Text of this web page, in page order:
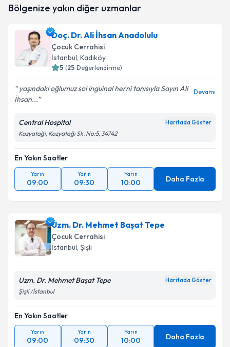
Bölgenize yakın diğer uzmanlar
Doç. Dr. Ali İhsan Anadolulu
Çocuk Cerrahisi
İstanbul, Kadıköy
5 (25 Değerlendirme)
yaşındaki oğlumuz sol inguinal herni tanısıyla Sayın Ali
İhsan...
Devamı
Central Hospital Haritada Göster
Kozyatağı, Kozyatağı Sk. No:5, 34742
En Yakın Saatler
Yarın
09:00
Yarın
09:30
Yarın
10:00 Daha Fazla
Uzm. Dr. Mehmet Başat Tepe
Çocuk Cerrahisi
İstanbul, Şişli
Uzm. Dr. Mehmet Başat Tepe Haritada Göster
Şişli /İstanbul
En Yakın Saatler
Yarın
09:00
Yarın
09:30
Yarın
10:00 Daha Fazla